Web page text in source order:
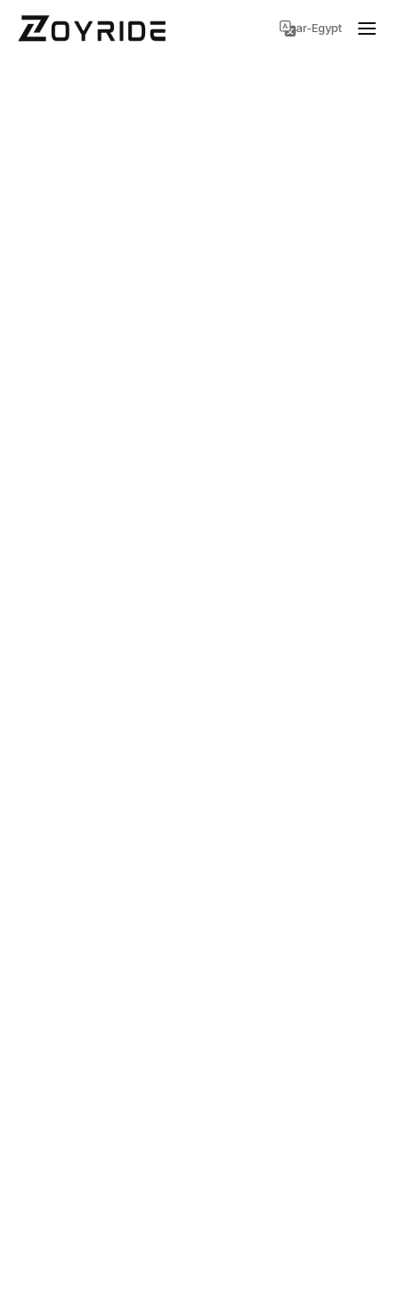
ar-Egypt